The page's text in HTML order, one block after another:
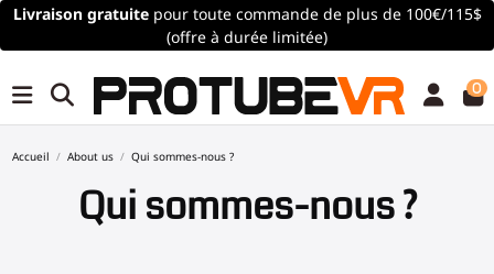
Livraison gratuitepour toute commande de plus de 100€/115$
(offre à durée limitée)
0
Accueil About us Qui sommes-nous ?
Qui sommes-nous ?